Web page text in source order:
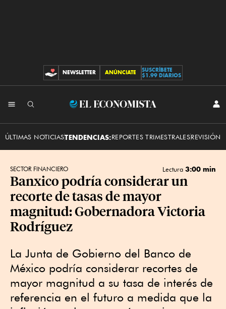
CONTRIBUCIONES
NEWSLETTER ANÚNCIATE
SUSCRÍBETE
$1.99 DIARIOS
El
ÚLTIMAS NOTICIASTENDENCIAS:REPORTES TRIMESTRALESREVISIÓN
SECTOR FINANCIERO Lectura 3:00 min
Banxico podría considerar un
recorte de tasas de mayor
magnitud: Gobernadora Victoria
Rodríguez
La Junta de Gobierno del Banco de
México podría considerar recortes de
mayor magnitud a su tasa de interés de
referencia en el futuro a medida que la